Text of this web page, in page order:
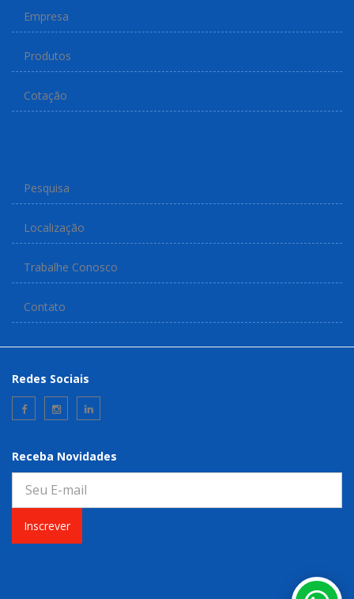
Empresa
Produtos
Cotação
Pesquisa
Localização
Trabalhe Conosco
Contato
Redes Sociais
Receba Novidades
Inscrever